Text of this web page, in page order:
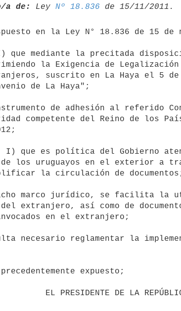
a de: Ley Nº 18.836
en la Ley N° 18.836 de 15 de
I) que mediante la precitada
la Exigencia de Legalización
suscrito en La Haya el 5 de
de La Haya";
de adhesión al referido
competente del Reino de los
I) que es política del Gobierno
los uruguayos en el exterior a
la circulación de
marco jurídico, se facilita la
extranjero, así como de
en el extranjero;
necesario reglamentar la
expuesto;